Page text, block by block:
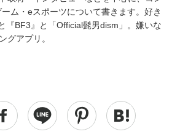
ム・eスポーツについて書きます。好き
『BF3』と「Official髭男dism」。嫌いな
グアプリ。